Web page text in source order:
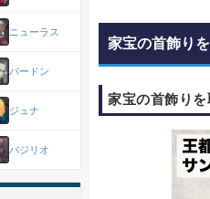
家宝の首飾り
家宝の首飾り
ニューラス
バードン
ジュナ
バジリオ